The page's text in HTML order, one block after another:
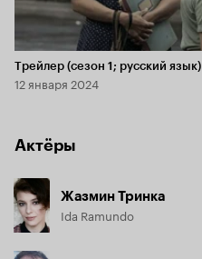
Длительность 2 мин
Трейлер (сезон 1; русский язык)
12 января 2024
Актёры
Жазмин Тринка
Ida Ramundo